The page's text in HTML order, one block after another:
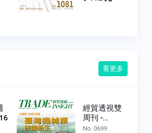
看更多
經貿透視雙
周刊 -
No.0699
No. 0699